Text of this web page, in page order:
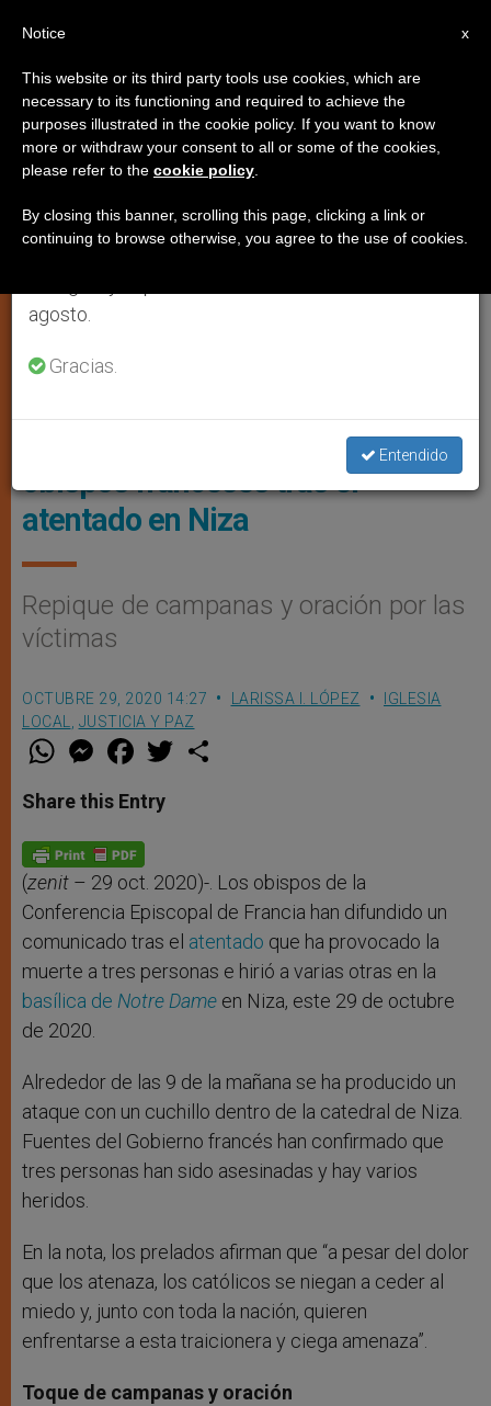
IGLESIA LOCAL,JUSTICIA Y PAZ
Francia: Comunicado de los
obispos franceses tras el
atentado en Niza
Repique de campanas y oración por las
víctimas
OCTUBRE 29, 2020 14:27 LARISSA I. LÓPEZ
IGLESIA
LOCAL
JUSTICIA Y PAZ
W
t
s
p
p
M
e
s
e
g
e
r
F
a
e
b
o
k
w
Share this Entry
(zenit – 29 oct. 2020)-. Los obispos de la
Conferencia Episcopal de Francia han difundido un
comunicado tras el atentado que ha provocado la
muerte a tres personas e hirió a varias otras en la
basílica de Notre Dame en Niza, este 29 de octubre
de 2020.
Alrededor de las 9 de la mañana se ha producido un
ataque con un cuchillo dentro de la catedral de Niza.
Fuentes del Gobierno francés han confirmado que
tres personas han sido asesinadas y hay varios
heridos.
En la nota, los prelados afirman que “a pesar del dolor
que los atenaza, los católicos se niegan a ceder al
miedo y, junto con toda la nación, quieren
enfrentarse a esta traicionera y ciega amenaza”.
Toque de campanas y oración
×
Aviso importante
Del 27 de julio al 7 de agosto haremos la pausa
anual, aprovechando que en el periodo de verano
se generan menos informaciones y también el
agosto.
Gracias.
Entendido
x
Notice
This website or its third party tools use cookies, which are
necessary to its functioning and required to achieve the
purposes illustrated in the cookie policy. If you want to know
more or withdraw your consent to all or some of the cookies,
please refer to the cookie policy
By closing this banner, scrolling this page, clicking a link or
continuing to browse otherwise, you agree to the use of cookies.